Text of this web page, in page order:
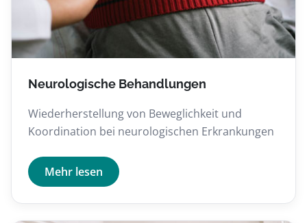
Neurologische Behandlungen
Wiederherstellung von Beweglichkeit und
Koordination bei neurologischen Erkrankungen
Mehr lesen